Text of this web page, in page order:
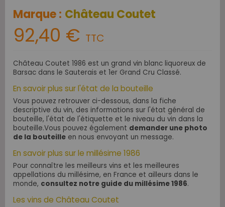
Marque : Château Coutet
92,40 € TTC
Château Coutet 1986 est un grand vin blanc liquoreux de
Barsac dans le Sauterais et 1er Grand Cru Classé.
En savoir plus sur l'état de la bouteille
Vous pouvez retrouver ci-dessous, dans la fiche
descriptive du vin, des informations sur l'état général de
bouteille, l'état de l'étiquette et le niveau du vin dans la
bouteille.Vous pouvez également demander une photo
de la bouteille en nous envoyant un message.
En savoir plus sur le millésime 1986
Pour connaître les meilleurs vins et les meilleures
appellations du millésime, en France et ailleurs dans le
monde, consultez notre guide du millésime 1986.
Les vins de Château Coutet